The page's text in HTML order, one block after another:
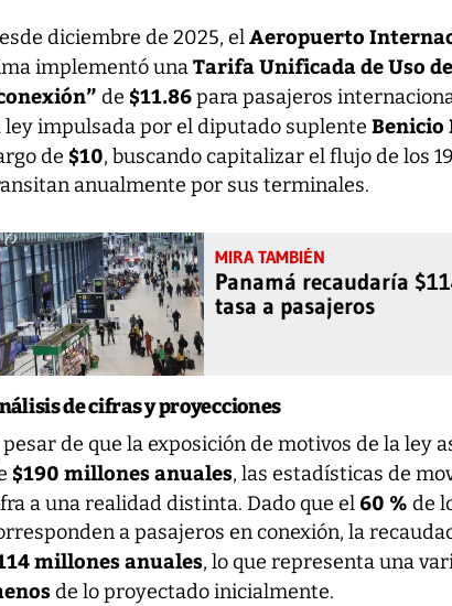
diciembre de 2025, elAeropuerto
implementó unaTarifa Unificada de Uso
de $11.86para pasajeros
ley impulsada por el diputado suplente Benicio
de $10, buscando capitalizar el flujo de los
anualmente por sus terminales.
Panamá recaudaría
tasa a pasajeros
de cifras y proyecciones
de que la exposición de motivos de la ley
$190 millones anuales, las estadísticas de
a una realidad distinta. Dado que el 60 % de
a pasajeros en conexión, la
millones anuales, lo que representa una
de lo proyectado inicialmente.